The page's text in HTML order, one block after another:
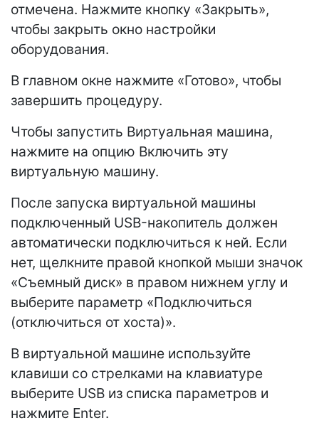
отмечена. Нажмите кнопку «Закрыть»,
чтобы закрыть окно настройки
оборудования.
В главном окне нажмите «Готово», чтобы
завершить процедуру.
Чтобы запустить Виртуальная машина,
нажмите на опцию Включить эту
виртуальную машину.
После запуска виртуальной машины
подключенный USB-накопитель должен
автоматически подключиться к ней. Если
нет, щелкните правой кнопкой мыши значок
«Съемный диск» в правом нижнем углу и
выберите параметр «Подключиться
(отключиться от хоста)».
В виртуальной машине используйте
клавиши со стрелками на клавиатуре
выберите USB из списка параметров и
нажмите Enter.